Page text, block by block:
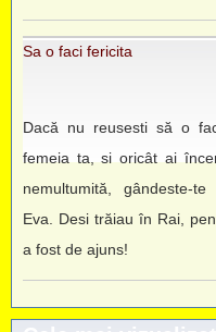
Sa o faci fericita
Dacă nu reusesti să o
femeia ta, si oricât ai
nemultumită, gândeste-
Eva. Desi trăiau în Rai,
a fost de ajuns!